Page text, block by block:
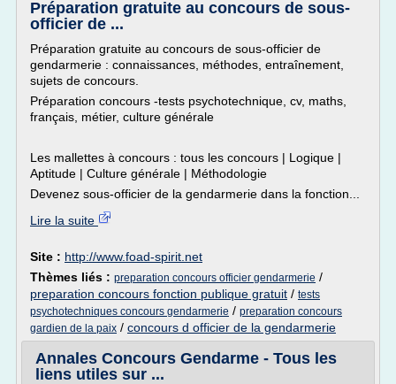
Préparation gratuite au concours de sous-
officier de ...
Préparation gratuite au concours de sous-officier de
gendarmerie : connaissances, méthodes, entraînement,
sujets de concours.
Préparation concours -tests psychotechnique, cv, maths,
français, métier, culture générale
Les mallettes à concours : tous les concours | Logique |
Aptitude | Culture générale | Méthodologie
Devenez sous-officier de la gendarmerie dans la fonction...
Lire la suite
Site : http://www.foad-spirit.net
Thèmes liés : preparation concours officier gendarmerie /
preparation concours fonction publique gratuit / tests
psychotechniques concours gendarmerie / preparation concours
gardien de la paix / concours d officier de la gendarmerie
Annales Concours Gendarme - Tous les
liens utiles sur ...